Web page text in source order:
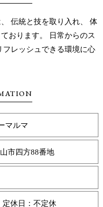
伝統と技を取り入れ、 体
おります。 日常からのス
フレッシュできる環境に心
マルマ
市四方88番地
休日：不定休